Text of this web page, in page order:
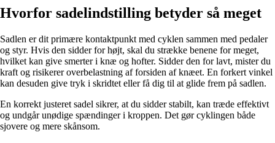
Hvorfor sadelindstilling betyder så meget
Sadlen er dit primære kontaktpunkt med cyklen sammen med pedaler
og styr. Hvis den sidder for højt, skal du strække benene for meget,
hvilket kan give smerter i knæ og hofter. Sidder den for lavt, mister du
kraft og risikerer overbelastning af forsiden af knæet. En forkert vinkel
kan desuden give tryk i skridtet eller få dig til at glide frem på sadlen.
En korrekt justeret sadel sikrer, at du sidder stabilt, kan træde effektivt
og undgår unødige spændinger i kroppen. Det gør cyklingen både
sjovere og mere skånsom.